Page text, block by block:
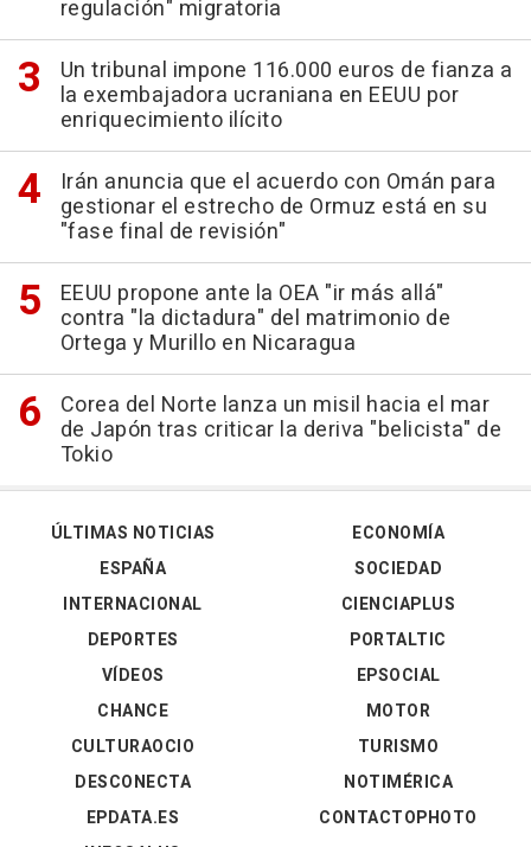
regulación" migratoria
Un tribunal impone 116.000 euros de fianza a
la exembajadora ucraniana en EEUU por
enriquecimiento ilícito
Irán anuncia que el acuerdo con Omán para
gestionar el estrecho de Ormuz está en su
"fase final de revisión"
EEUU propone ante la OEA "ir más allá"
contra "la dictadura" del matrimonio de
Ortega y Murillo en Nicaragua
Corea del Norte lanza un misil hacia el mar
de Japón tras criticar la deriva "belicista" de
Tokio
ÚLTIMAS NOTICIAS
ESPAÑA
INTERNACIONAL
DEPORTES
VÍDEOS
ECONOMÍA
SOCIEDAD
CIENCIAPLUS
PORTALTIC
EPSOCIAL
CHANCE
CULTURAOCIO
DESCONECTA
EPDATA.ES
MOTOR
TURISMO
NOTIMÉRICA
CONTACTOPHOTO